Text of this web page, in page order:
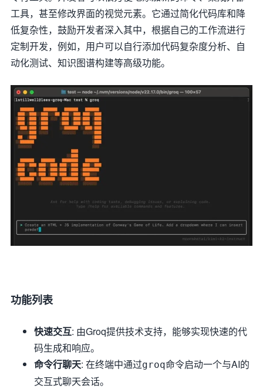
工具，甚至修改界面的视觉元素。它通过简化代码库和降
低复杂性，鼓励开发者深入其中，根据自己的工作流进行
定制开发，例如，用户可以自行添加代码复杂度分析、自
动化测试、知识图谱构建等高级功能。
功能列表
快速交互: 由Groq提供技术支持，能够实现快速的代
码生成和响应。
命令行聊天: 在终端中通过groq命令启动一个与AI的
交互式聊天会话。